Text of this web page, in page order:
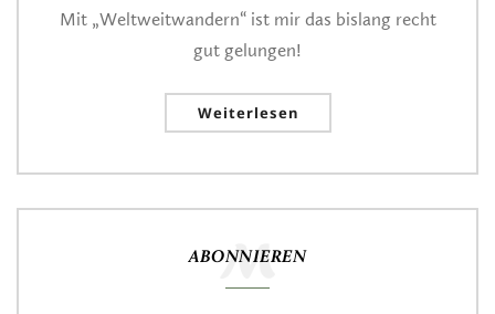
Mit „Weltweitwandern“ ist mir das bislang recht
gut gelungen!
Weiterlesen
ABONNIEREN